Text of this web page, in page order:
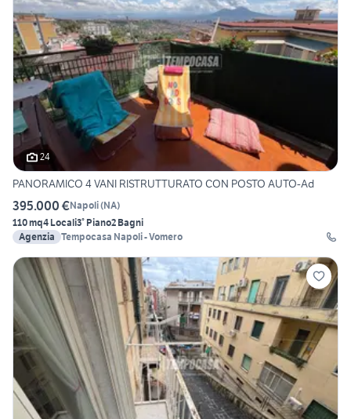
24
PANORAMICO 4 VANI RISTRUTTURATO CON POSTO AUTO-Ad
395.000 €Napoli(NA)
110 mq4 Locali3° Piano2 Bagni
Agenzia Tempocasa Napoli - Vomero